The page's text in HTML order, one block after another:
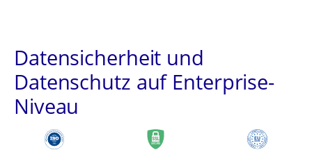
Datensicherheit und
Datenschutz auf Enterprise-
Niveau